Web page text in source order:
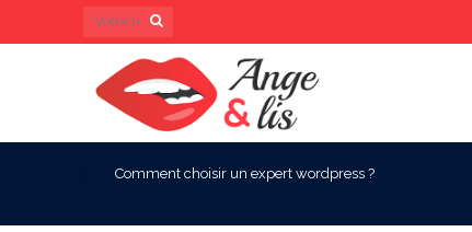
Comment choisir un expert wordpress ?